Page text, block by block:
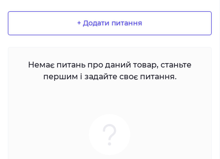
+ Додати питання
Немає питань про даний товар, станьте
першим і задайте своє питання.